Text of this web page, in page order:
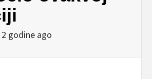
2 godine ago